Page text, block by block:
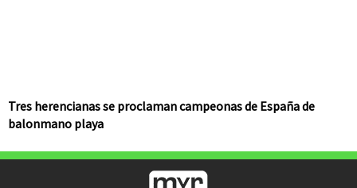
Tres herencianas se proclaman campeonas de España de
balonmano playa